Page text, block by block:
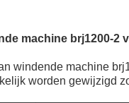
machine brj1200-2
windende machine
worden gewijzigd